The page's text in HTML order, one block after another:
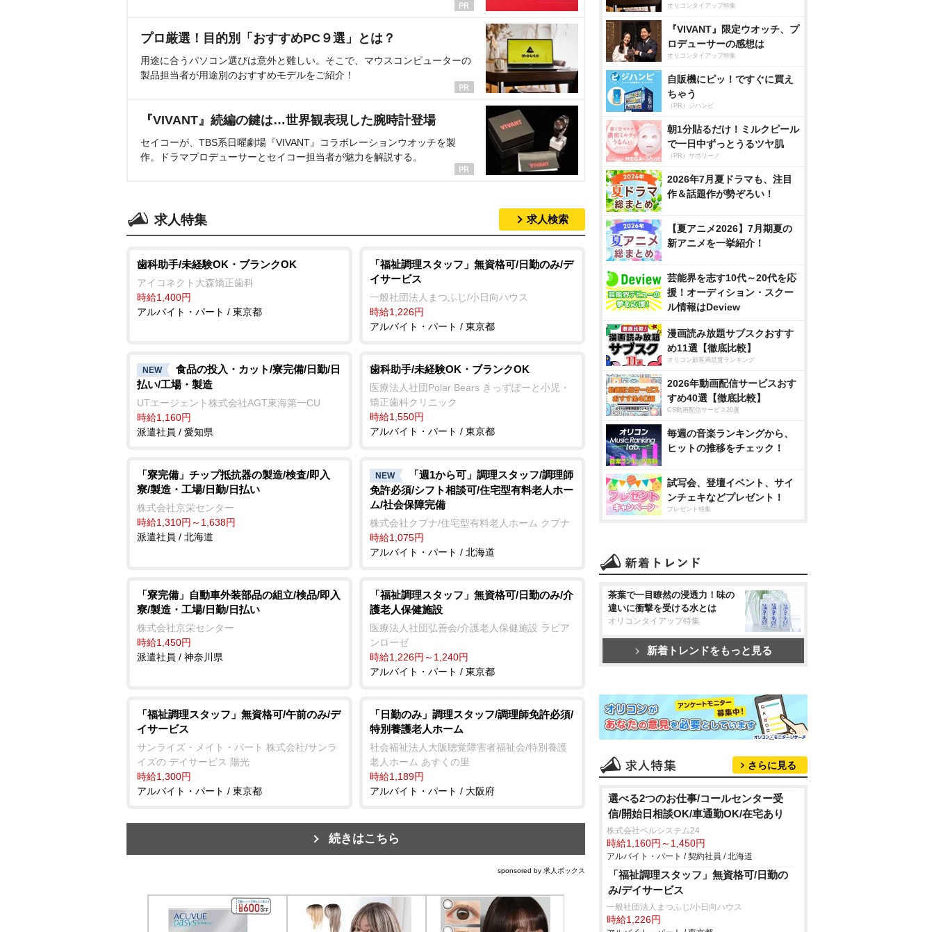
プロ厳選！目的別「おすすめPC９選」とは？
用途に合うパソコン選びは意外と難しい。そこで、マウスコンピューターの
製品担当者が用途別のおすすめモデルをご紹介！
『VIVANT』続編の鍵は…世界観表現した腕時計登場
セイコーが、TBS系日曜劇場『VIVANT』コラボレーションウオッチを製
作。ドラマプロデューサーとセイコー担当者が魅力を解説する。
求人特集 求人検索
歯科助手/未経験OK・ブランクOK
アイコネクト大森矯正歯科
時給1,400円
アルバイト・パート / 東京都
「福祉調理スタッフ」無資格可/日勤のみ/デ
イサービス
一般社団法人まつふじ/小日向ハウス
時給1,226円
アルバイト・パート / 東京都
NEW
食品の投入・カット/寮完備/日勤/日
払い/工場・製造
UTエージェント株式会社AGT東海第一CU
時給1,160円
派遣社員 / 愛知県
歯科助手/未経験OK・ブランクOK
医療法人社団Polar Bears きっずぽーと小児・
矯正歯科クリニック
時給1,550円
アルバイト・パート / 東京都
「寮完備」チップ抵抗器の製造/検査/即入
寮/製造・工場/日勤/日払い
株式会社京栄センター
時給1,310円～1,638円
派遣社員 / 北海道
NEW
「週1から可」調理スタッフ/調理師
免許必須/シフト相談可/住宅型有料老人ホー
ム/社会保障完備
株式会社クプナ/住宅型有料老人ホーム クプナ
時給1,075円
アルバイト・パート / 北海道
「寮完備」自動車外装部品の組立/検品/即入
寮/製造・工場/日勤/日払い
株式会社京栄センター
時給1,450円
派遣社員 / 神奈川県
「福祉調理スタッフ」無資格可/日勤のみ/介
護老人保健施設
医療法人社団弘善会/介護老人保健施設 ラビア
ンローゼ
時給1,226円～1,240円
アルバイト・パート / 東京都
「福祉調理スタッフ」無資格可/午前のみ/デ
イサービス
サンライズ・メイト・バート 株式会社/サンラ
イズの デイサービス 陽光
時給1,300円
アルバイト・パート / 東京都
「日勤のみ」調理スタッフ/調理師免許必須/
特別養護老人ホーム
社会福祉法人大阪聴覚障害者福祉会/特別養護
老人ホーム あすくの里
時給1,189円
アルバイト・パート / 大阪府
続きはこちら
sponsored by 求人ボックス
オリコンタイアップ特集
『VIVANT』限定ウオッチ、プ
ロデューサーの感想は
オリコンタイアップ特集
自販機にピッ！ですぐに買え
ちゃう
（PR）ジハンピ
朝1分貼るだけ！ミルクピール
で一日中ずっとうるツヤ肌
（PR）サボリーノ
2026年7月夏ドラマも、注目
作＆話題作が勢ぞろい！
【夏アニメ2026】7月期夏の
新アニメを一挙紹介！
芸能界を志す10代～20代を応
援！オーディション・スクー
ル情報はDeview
漫画読み放題サブスクおすす
め11選【徹底比較】
オリコン顧客満足度ランキング
2026年動画配信サービスおす
すめ40選【徹底比較】
CS動画配信サービス20選
毎週の音楽ランキングから、
ヒットの推移をチェック！
試写会、登壇イベント、サイ
ンチェキなどプレゼント！
プレゼント特集
茶葉で一目瞭然の浸透力！味の
違いに衝撃を受ける水とは
オリコンタイアップ特集
新着トレンドをもっと見る
さらに見る
選べる2つのお仕事/コールセンター受
信/開始日相談OK/車通勤OK/在宅あり
株式会社ベルシステム24
時給1,160円～1,450円
アルバイト・パート / 契約社員 / 北海道
「福祉調理スタッフ」無資格可/日勤の
み/デイサービス
一般社団法人まつふじ/小日向ハウス
時給1,226円